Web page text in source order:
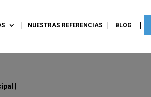
NUESTRAS REFERENCIAS BLOG
|